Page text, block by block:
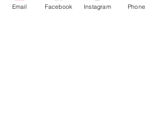
Email Facebook Instagram Phone